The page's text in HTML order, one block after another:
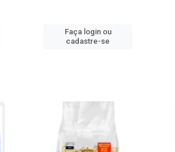
Faça login ou
cadastre-se